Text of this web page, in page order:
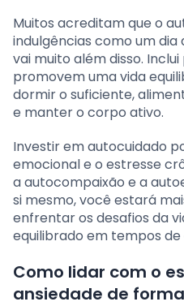
Muitos acreditam que o
indulgências como um dia
vai muito além disso.
promovem uma vida
dormir o suficiente,
e manter o corpo ativo.
Investir em autocuidado
emocional e o estresse
a autocompaixão e a
si mesmo, você estará
enfrentar os desafios da
equilibrado em tempos de
Como lidar com o
ansiedade de